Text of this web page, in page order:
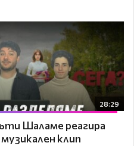
28:29
Шаламе реагира
клип